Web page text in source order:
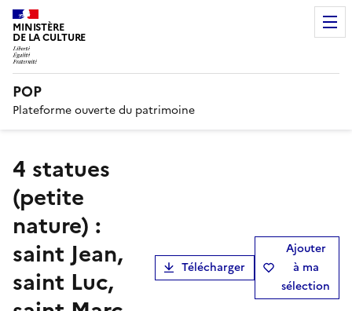
MINISTÈRE
DE LA CULTURE
POP
Plateforme ouverte du patrimoine
4 statues
(petite
nature) :
saint Jean,
saint Luc,
Télécharger
Ajouter
à ma
sélection